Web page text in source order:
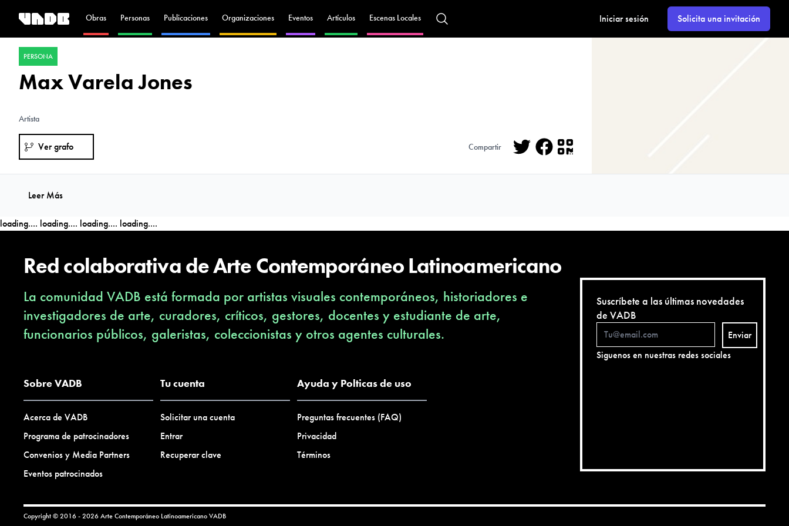
Obras Personas Publicaciones Organizaciones Eventos Artículos Escenas Locales Iniciar sesión Solicita una invitación
PERSONA
Max Varela Jones
Artista
Ver grafo Compartir
Leer Más
loading.... loading.... loading.... loading....
Red colaborativa de Arte Contemporáneo Latinoamericano
La comunidad VADB está formada por artistas visuales contemporáneos, historiadores e
investigadores de arte, curadores, críticos, gestores, docentes y estudiante de arte,
funcionarios públicos, galeristas, coleccionistas y otros agentes culturales.
Sobre VADB
Acerca de VADB
Programa de patrocinadores
Convenios y Media Partners
Eventos patrocinados
Tu cuenta
Solicitar una cuenta
Entrar
Recuperar clave
Ayuda y Polticas de uso
Preguntas frecuentes (FAQ)
Privacidad
Términos
Suscríbete a las últimas novedades
de VADB
Enviar
Siguenos en nuestras redes sociales
Copyright © 2016 - 2026 Arte Contemporáneo LatinoamericanoVADB